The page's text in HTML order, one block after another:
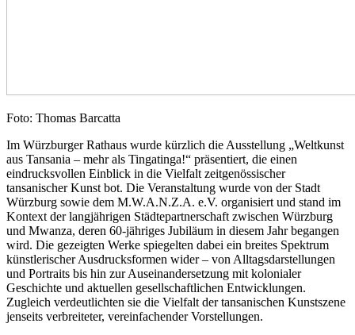
Foto: Thomas Barcatta
Im Würzburger Rathaus wurde kürzlich die Ausstellung „Weltkunst
aus Tansania – mehr als Tingatinga!“ präsentiert, die einen
eindrucksvollen Einblick in die Vielfalt zeitgenössischer
tansanischer Kunst bot. Die Veranstaltung wurde von der Stadt
Würzburg sowie dem M.W.A.N.Z.A. e.V. organisiert und stand im
Kontext der langjährigen Städtepartnerschaft zwischen Würzburg
und Mwanza, deren 60-jähriges Jubiläum in diesem Jahr begangen
wird. Die gezeigten Werke spiegelten dabei ein breites Spektrum
künstlerischer Ausdrucksformen wider – von Alltagsdarstellungen
und Portraits bis hin zur Auseinandersetzung mit kolonialer
Geschichte und aktuellen gesellschaftlichen Entwicklungen.
Zugleich verdeutlichten sie die Vielfalt der tansanischen Kunstszene
jenseits verbreiteter, vereinfachender Vorstellungen.